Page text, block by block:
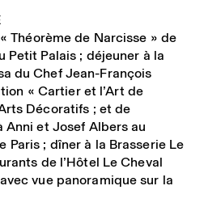
« Théorème de Narcisse » de
Petit Palais ; déjeuner à la
du Chef Jean-François
« Cartier et l’Art de
Décoratifs ; et de
Anni et Josef Albersau
Paris ; dîner à la Brasserie Le
de l’Hôtel Le Cheval
vue panoramique sur la